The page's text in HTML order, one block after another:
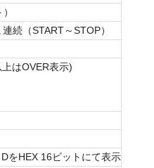
続（START～STOP）
はOVER表示)
をHEX 16ビットにて表示